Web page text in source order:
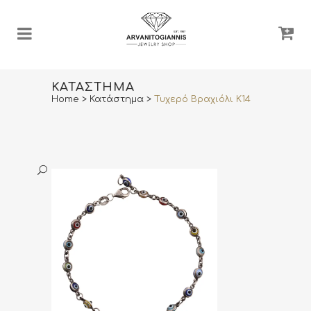
ΚΑΤΆΣΤΗΜΑ
Home > Κατάστημα > Τυχερό Βραχιόλι Κ14